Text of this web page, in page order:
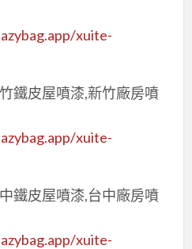
xuite-
鐵皮屋噴漆,新竹廠房噴
xuite-
鐵皮屋噴漆,台中廠房噴
xuite-